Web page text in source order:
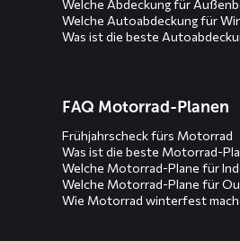
Welche Abdeckung für
Welche Autoabdeckung für
Was ist die beste
FAQ Motorrad-Planen
Frühjahrscheck fürs Motorrad
Was ist die beste Motorrad-
Welche Motorrad-Plane für
Welche Motorrad-Plane für
Wie Motorrad winterfest